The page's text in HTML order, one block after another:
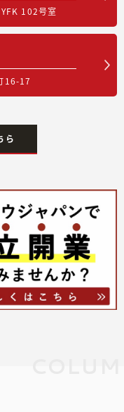
102号室
16-17
ら